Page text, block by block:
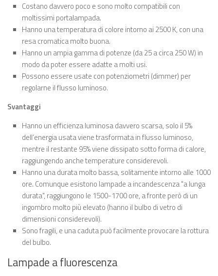
Costano davvero poco e sono molto compatibili con
moltissimi portalampada.
Hanno una temperatura di colore intorno ai 2500 K, con una
resa cromatica molto buona.
Hanno un ampia gamma di potenze (da 25 a circa 250 W) in
modo da poter essere adatte a molti usi.
Possono essere usate con potenziometri (dimmer) per
regolarne il flusso luminoso.
Svantaggi
Hanno un efficienza luminosa davvero scarsa, solo il 5%
dell’energia usata viene trasformata in flusso luminoso,
mentre il restante 95% viene dissipato sotto forma di calore,
raggiungendo anche temperature considerevoli.
Hanno una durata molto bassa, solitamente intorno alle 1000
ore. Comunque esistono lampade a incandescenza "a lunga
durata", raggiungono le 1500-1700 ore, a fronte però di un
ingombro molto più elevato (hanno il bulbo di vetro di
dimensioni considerevoli).
Sono fragili, e una caduta può facilmente provocare la rottura
del bulbo.
Lampade a fluorescenza